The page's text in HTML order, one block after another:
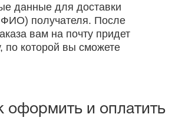
данные для доставки
получателя. После
вам на почту придет
по которой вы сможете
оформить и оплатить